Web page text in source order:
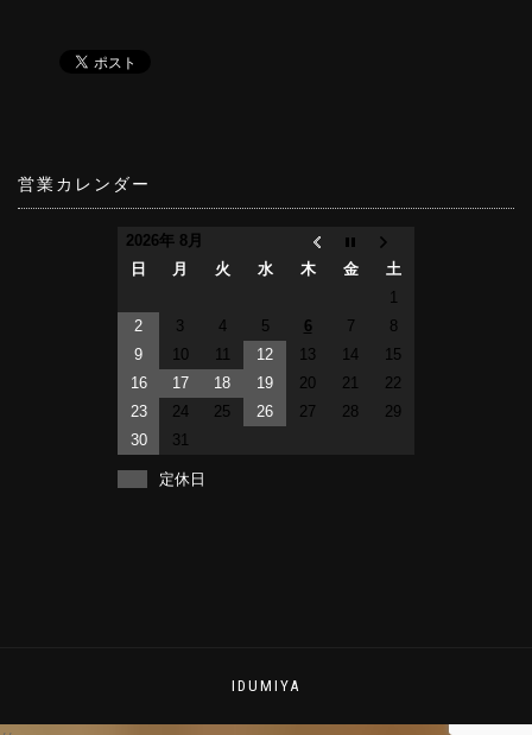
営業カレンダー
2026年 8月
日
月 火 水 木 金
土
1
2
3 4 5 6 7
8
9
10 11 12 13 14
15
16
17 18 19 20 21
22
23
24 25 26 27 28
29
30
31
定休日
IDUMIYA